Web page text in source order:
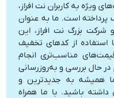
ویژه به کاربران نت افراز،
پرداخته است. ما به عنوان
بزرگ نت افراز، این
استفاده از کدهای تخفیف
مناسب‌تری انجام
حال بررسی و به‌روزرسانی
همیشه به جدیدترین و
باشید. با ما همراه